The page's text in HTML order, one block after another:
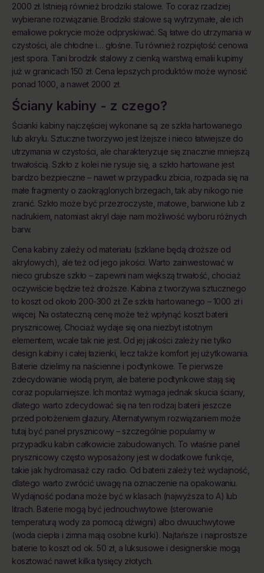
2000 zł. Istnieją również brodziki stalowe. To coraz rzadziej
wybierane rozwiązanie. Brodziki stalowe są wytrzymałe, ale ich
emaliowe pokrycie może odpryskiwać. Są łatwe do utrzymania w
czystości, ale chłodne i… głośne. Tu również rozpiętość cenowa
jest spora. Tani brodzik stalowy z cienką warstwą emalii kupimy
już w granicach 150 zł. Cena lepszych produktów może wynosić
ponad 1000, a nawet 2000 zł.
Ściany kabiny - z czego?
Ścianki kabiny najczęściej wykonane są ze szkła hartowanego
lub akrylu. Sztuczne tworzywo jest lżejsze i nieco łatwiejsze do
utrzymania w czystości, ale charakteryzuje się znacznie mniejszą
trwałością. Szkło z kolei nie rysuje się, a szkło hartowane jest
bardzo bezpieczne – nawet w przypadku zbicia, rozpada się na
małe fragmenty o zaokrąglonych brzegach, tak aby nikogo nie
zranić. Szkło może być przezroczyste, matowe, barwione lub z
nadrukiem, natomiast akryl daje nam możliwość wyboru różnych
barw.
Cena kabiny zależy od materiału (szklane będą droższe od
akrylowych), ale też od jego jakości. Warto zainwestować w
nieco grubsze szkło – zapewni nam większą trwałość, chociaż
oczywiście będzie też droższe. Kabina z tworzywa sztucznego
to koszt od około 200-300 zł. Ze szkła hartowanego – 1000 zł i
więcej. Na ostateczną cenę może też wpłynąć koszt baterii
prysznicowej. Chociaż wydaje się ona niezbyt istotnym
elementem, wcale tak nie jest. Od jej jakości zależy nie tylko
design kabiny i całej łazienki, lecz także komfort jej użytkowania.
Baterie dzielimy na naścienne i podtynkowe. Te pierwsze
zdecydowanie wiodą prym, ale baterie podtynkowe stają się
coraz popularniejsze. Ich montaż wymaga jednak skucia ściany,
dlatego warto zdecydować się na ten rodzaj baterii jeszcze
przed położeniem glazury. Alternatywnym rozwiązaniem może
tutaj być panel prysznicowy – szczególnie popularny w
przypadku kabin całkowicie zabudowanych. To właśnie panel
prysznicowy często wyposażony jest w dodatkowe funkcje,
takie jak hydromasaż czy radio. Od baterii zależy też wydajność,
dlatego warto zwrócić uwagę na oznaczenie na opakowaniu.
Wydajność podana może być w klasach (najwyższa to A) lub
litrach. Baterie mogą być jednouchwytowe (sterowanie
temperaturą wody za pomocą dźwigni) albo dwuuchwytowe
(woda ciepła i zimna mają osobne kurki). Najtańsze i najprostsze
baterie to koszt od ok. 50 zł, a luksusowe i designerskie mogą
kosztować nawet kilka tysięcy złotych.